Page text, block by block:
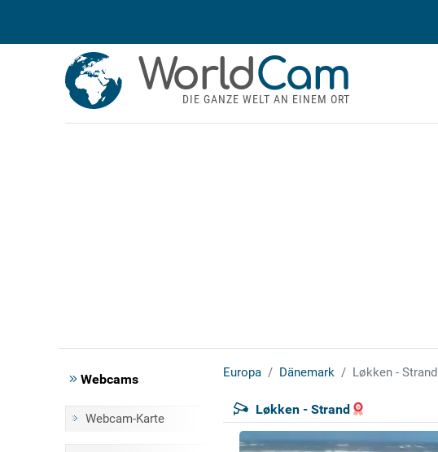
WorldCam
DIE GANZE WELT AN EINEM ORT
Webcams
Webcam-Karte
Europa Dänemark Løkken - Strand
Løkken - Strand